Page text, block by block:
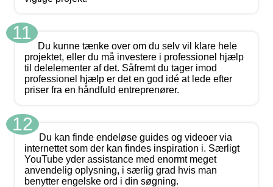
11
Du kunne tænke over om du selv vil klare hele
projektet, eller du må investere i professionel hjælp
til delelementer af det. Såfremt du tager imod
professionel hjælp er det en god idé at lede efter
priser fra en håndfuld entreprenører.
12
Du kan finde endeløse guides og videoer via
internettet som der kan findes inspiration i. Særligt
YouTube yder assistance med enormt meget
anvendelig oplysning, i særlig grad hvis man
benytter engelske ord i din søgning.